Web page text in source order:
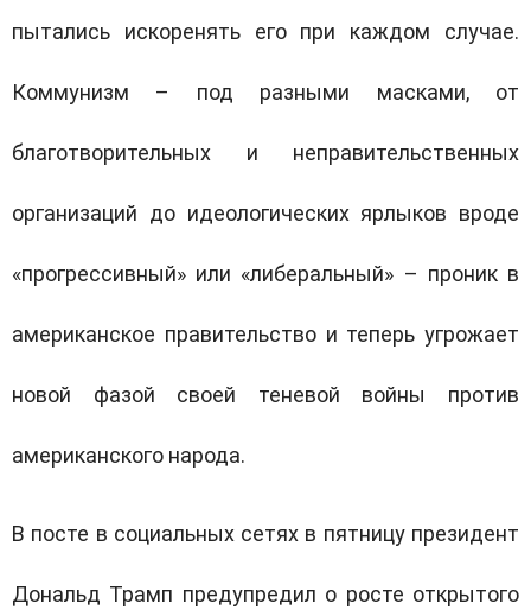
пытались искоренять его при каждом случае.
Коммунизм – под разными масками, от
благотворительных и неправительственных
организаций до идеологических ярлыков вроде
«прогрессивный» или «либеральный» – проник в
американское правительство и теперь угрожает
новой фазой своей теневой войны против
американского народа.
В посте в социальных сетях в пятницу президент
Дональд Трамп предупредил о росте открытого